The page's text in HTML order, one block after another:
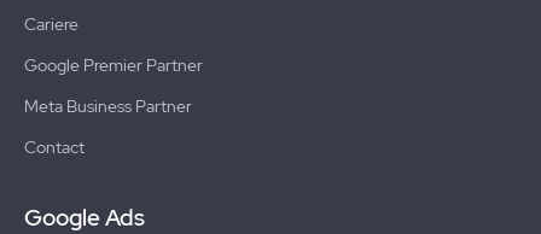
Cariere
Google Premier Partner
Meta Business Partner
Contact
Google Ads